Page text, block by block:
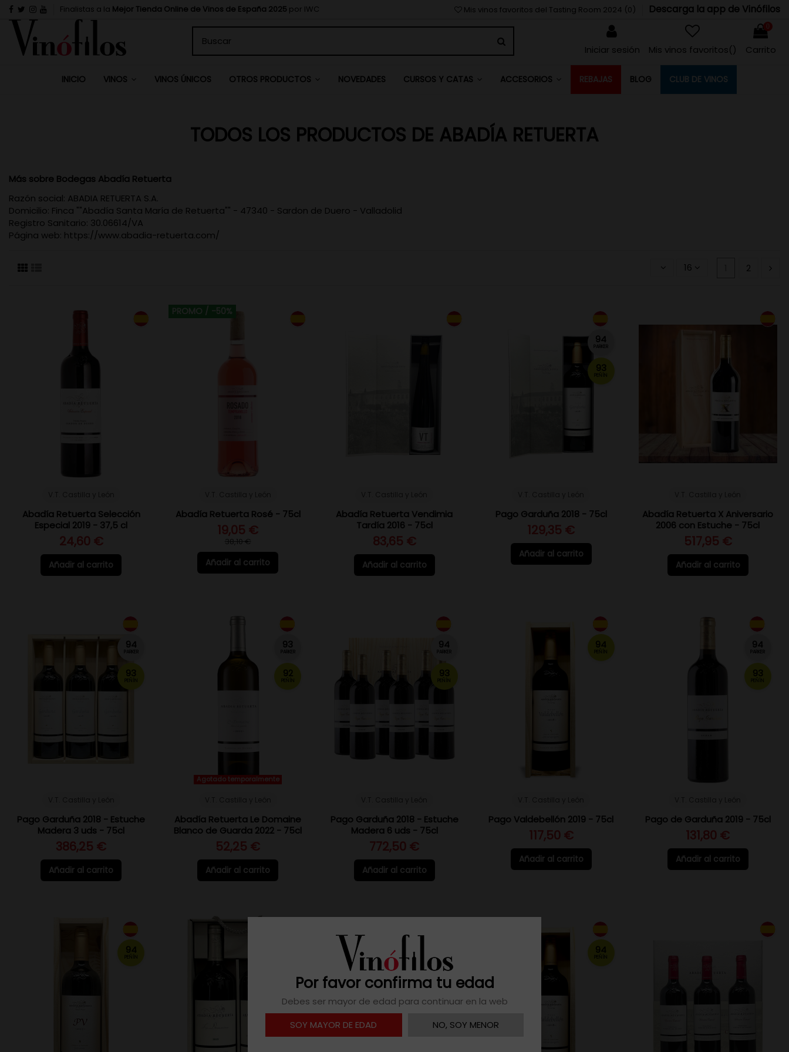
Por favor confirma tu edad
Debes ser mayor de edad para continuar en la web
SOY MAYOR DE EDAD
NO, SOY MENOR
Finalistas a la Mejor Tienda Online de Vinos de España 2025 por IWC Mis vinos favoritos del Tasting Room 2024 (0) Descarga la app de Vinófilos
Iniciar sesión Mis vinos favoritos() Carrito
INICIO VINOS VINOS ÚNICOS OTROS PRODUCTOS NOVEDADES CURSOS Y CATAS ACCESORIOS REBAJAS BLOG CLUB DE VINOS
TODOS LOS PRODUCTOS DE ABADÍA RETUERTA
Más sobre Bodegas Abadía Retuerta
Razón social: ABADIA RETUERTA S.A.
Domicilio: Finca ""Abadía Santa María de Retuerta"" - 47340 - Sardon de Duero - Valladolid
Registro Sanitario: 30.06614/VA
Página web: https://www.abadia-retuerta.com/
16 2
Abadía Retuerta Selección
Especial 2019 - 37,5 cl
24,60 €
Añadir al carrito
PROMO / -50%
Abadía Retuerta Rosé - 75cl
19,05 €
38,10 €
Añadir al carrito
Abadía Retuerta Vendimia
Tardía 2016 - 75cl
83,65 €
Añadir al carrito
94
PARKER
93
Pago Garduña 2018 - 75cl
129,35 €
Añadir al carrito
Abadía Retuerta X Aniversario
2006 con Estuche - 75cl
517,95 €
Añadir al carrito
94
PARKER
93
Pago Garduña 2018 - Estuche
Madera 3 uds - 75cl
386,25 €
Añadir al carrito
Agotado temporalmente
93
PARKER
92
Abadía Retuerta Le Domaine
Blanco de Guarda 2022 - 75cl
52,25 €
Añadir al carrito
94
PARKER
93
Pago Garduña 2018 - Estuche
Madera 6 uds - 75cl
772,50 €
Añadir al carrito
94
Pago Valdebellón 2019 - 75cl
117,50 €
Añadir al carrito
94
PARKER
93
Pago de Garduña 2019 - 75cl
131,80 €
Añadir al carrito
94 94